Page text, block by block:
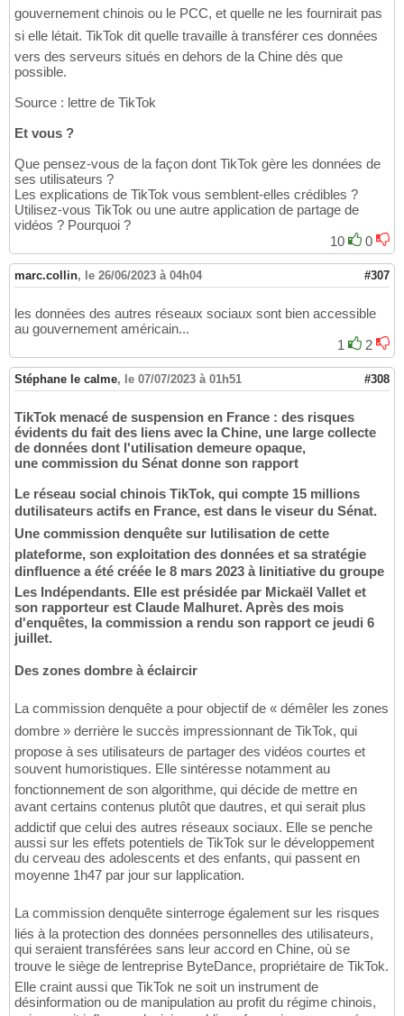
gouvernement chinois ou le PCC, et quelle ne les fournirait pas
si elle létait. TikTok dit quelle travaille à transférer ces données
vers des serveurs situés en dehors de la Chine dès que
possible.
Source : lettre de TikTok
Et vous ?
Que pensez-vous de la façon dont TikTok gère les données de
ses utilisateurs ?
Les explications de TikTok vous semblent-elles crédibles ?
Utilisez-vous TikTok ou une autre application de partage de
vidéos ? Pourquoi ?
10
0
marc.collin, le 26/06/2023 à 04h04 #307
les données des autres réseaux sociaux sont bien accessible
au gouvernement américain...
1
2
Stéphane le calme, le 07/07/2023 à 01h51 #308
TikTok menacé de suspension en France : des risques
évidents du fait des liens avec la Chine, une large collecte
de données dont l'utilisation demeure opaque,
une commission du Sénat donne son rapport
Le réseau social chinois TikTok, qui compte 15 millions
dutilisateurs actifs en France, est dans le viseur du Sénat.
Une commission denquête sur lutilisation de cette
plateforme, son exploitation des données et sa stratégie
dinfluence a été créée le 8 mars 2023 à linitiative du groupe
Les Indépendants. Elle est présidée par Mickaël Vallet et
son rapporteur est Claude Malhuret. Après des mois
d'enquêtes, la commission a rendu son rapport ce jeudi 6
juillet.
Des zones dombre à éclaircir
La commission denquête a pour objectif de « démêler les zones
dombre » derrière le succès impressionnant de TikTok, qui
propose à ses utilisateurs de partager des vidéos courtes et
souvent humoristiques. Elle sintéresse notamment au
fonctionnement de son algorithme, qui décide de mettre en
avant certains contenus plutôt que dautres, et qui serait plus
addictif que celui des autres réseaux sociaux. Elle se penche
aussi sur les effets potentiels de TikTok sur le développement
du cerveau des adolescents et des enfants, qui passent en
moyenne 1h47 par jour sur lapplication.
La commission denquête sinterroge également sur les risques
liés à la protection des données personnelles des utilisateurs,
qui seraient transférées sans leur accord en Chine, où se
trouve le siège de lentreprise ByteDance, propriétaire de TikTok.
Elle craint aussi que TikTok ne soit un instrument de
désinformation ou de manipulation au profit du régime chinois,